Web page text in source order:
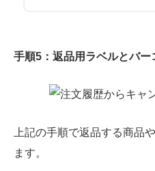
手順5：返品用ラベルとバー
上記の手順で返品する商品
ます。